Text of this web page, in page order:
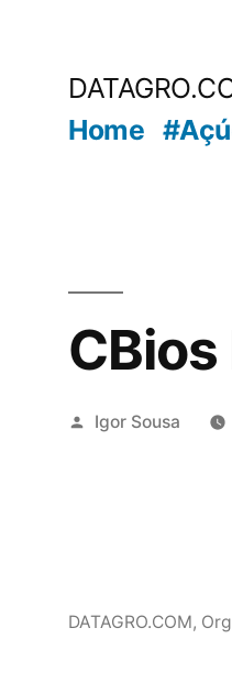
Home
Publicado
Igor Sousa
DATAGRO.COM,